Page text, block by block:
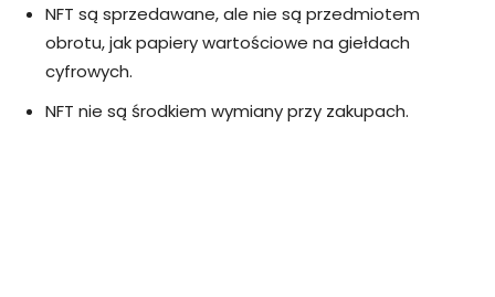
NFT są sprzedawane, ale nie są przedmiotem
obrotu, jak papiery wartościowe na giełdach
cyfrowych.
NFT nie są środkiem wymiany przy zakupach.